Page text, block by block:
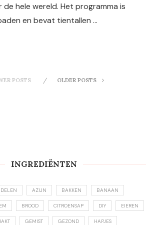
hele wereld. Het programma is
en bevat tientallen …
POSTS OLDER POSTS
INGREDIËNTEN
AZIJN BAKKEN BANAAN
BROOD CITROENSAP DIY EIEREN
GEMIST GEZOND HAPJES